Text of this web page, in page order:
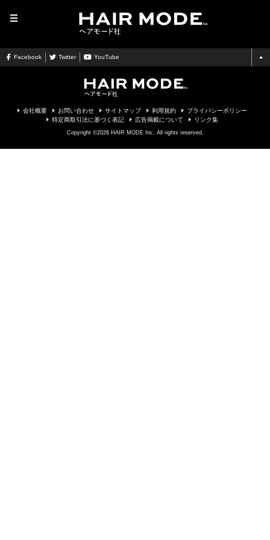
Facebook Twitter YouTube
会社概要 お問い合わせ サイトマップ 利用規約
プライバシーポリシー
特定商取引法に基づく表記
広告掲載について リンク集
Copyright ©2026 HAIR MODE Inc. All rights reserved.